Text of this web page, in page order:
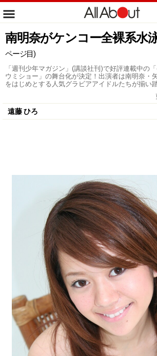
南明奈がケンコー全裸系水
ページ目)
「週刊少年マガジン」(講談社刊)で好評連載中の
ウミショー」の舞台化が決定！出演者は南明奈・
をはじめとする人気グラビアアイドルたちが揃い
遠藤 ひろ